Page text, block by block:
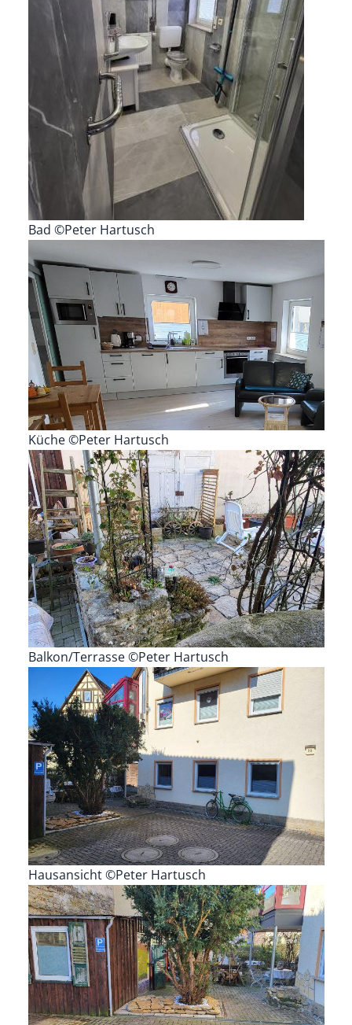
Bad ©Peter Hartusch
Küche ©Peter Hartusch
Balkon/Terrasse ©Peter Hartusch
Hausansicht ©Peter Hartusch